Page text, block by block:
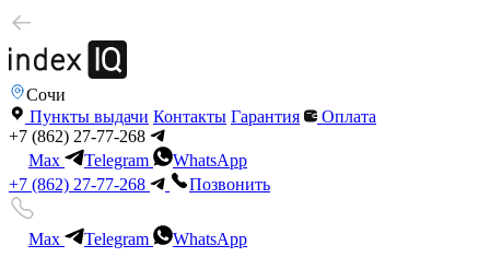
Сочи
Пункты выдачи Контакты Гарантия
Оплата
+7 (862) 27-77-268
Max
Telegram
WhatsApp
+7 (862) 27-77-268
Позвонить
Max Telegram
WhatsApp